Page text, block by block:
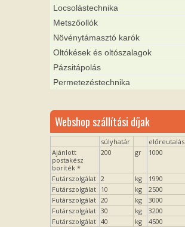
Locsolástechnika
Metszőollók
Növénytámasztó karók
Oltókések és oltószalagok
Pázsitápolás
Permetezéstechnika
Webshop szállítási díjak
súlyhatár előreutalás
Ajánlott
postakész
boríték *
200 gr 1000
Futárszolgálat 2 kg 1990
Futárszolgálat 10 kg 2500
Futárszolgálat 20 kg 3000
Futárszolgálat 30 kg 3200
Futárszolgálat 40 kg 4500